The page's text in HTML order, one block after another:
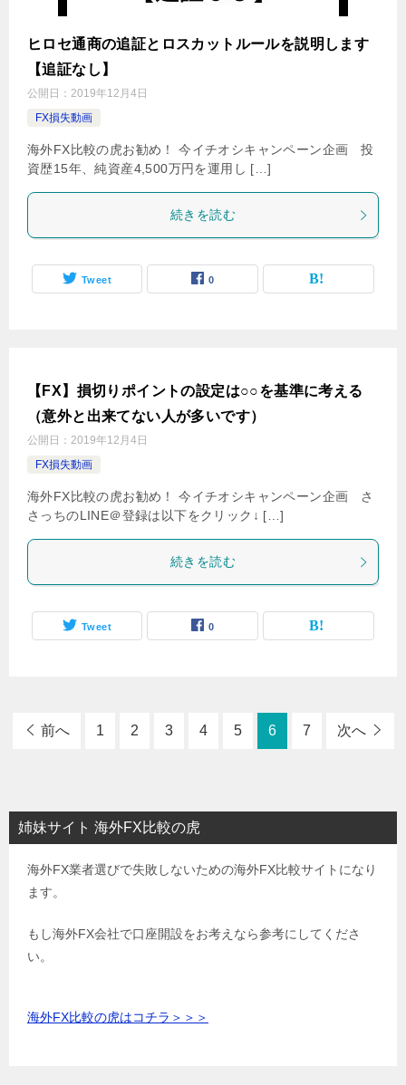
ヒロセ通商の追証とロスカットルールを説明します
【追証なし】
公開日： 2019年12月4日
FX損失動画
海外FX比較の虎お勧め！ 今イチオシキャンペーン企画 投
資歴15年、純資産4,500万円を運用し […]
続きを読む
Tweet 0
【FX】損切りポイントの設定は○○を基準に考える
（意外と出来てない人が多いです）
公開日： 2019年12月4日
FX損失動画
海外FX比較の虎お勧め！ 今イチオシキャンペーン企画 さ
さっちのLINE＠登録は以下をクリック↓ […]
続きを読む
Tweet 0
前へ 1 2 3 4 5 6 7 次へ
姉妹サイト 海外FX比較の虎
海外FX業者選びで失敗しないための海外FX比較サイトになり
ます。
もし海外FX会社で口座開設をお考えなら参考にしてくださ
い。
海外FX比較の虎はコチラ＞＞＞